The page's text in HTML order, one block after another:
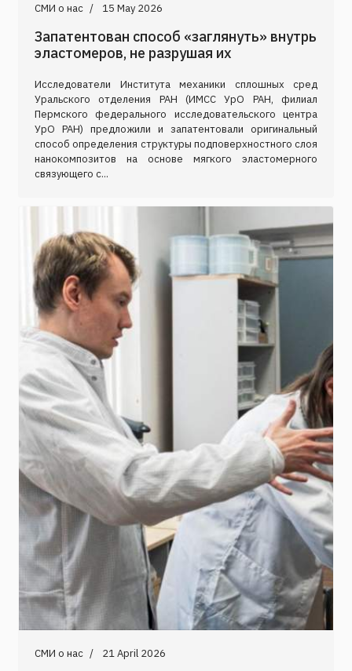
СМИ о нас 15 May 2026
Запатентован способ «заглянуть» внутрь
эластомеров, не разрушая их
Исследователи Института механики сплошных сред
Уральского отделения РАН (ИМСС УрО РАН, филиал
Пермского федерального исследовательского центра
УрО РАН) предложили и запатентовали оригинальный
способ определения структуры подповерхностного слоя
нанокомпозитов на основе мягкого эластомерного
связующего с...
СМИ о нас 21 April 2026